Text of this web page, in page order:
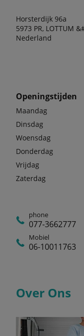
Horsterdijk 96a
5973 PR, LOTTUM
Nederland
Openingstijden
Maandag
Dinsdag
Woensdag
Donderdag
Vrijdag
Zaterdag
phone
077-3662777
Mobiel
06-10011763
Over Ons